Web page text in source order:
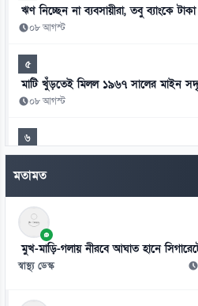
ঋণ নিচ্ছেন না ব্যবসায়ীরা, তবু ব্যাংকে
০৮ আগস্ট
৫
মাটি খুঁড়তেই মিলল ১৯৬৭ সালের মাইন
০৮ আগস্ট
৬
রাষ্ট্রীয় মর্যাদার মঞ্চে শৃঙ্খলা ও সংযমের
০৮ আগস্ট
৭
সিএনজিচালিত অটোরিকশা ও রিকশা
০৮ আগস্ট
মতামত
মুখ-মাড়ি-গলায় নীরবে আঘাত হানে
স্বাস্থ্য ডেস্ক